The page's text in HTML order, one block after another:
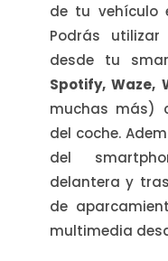
de tu vehículo
Podrás
desde tu
Spotify, Waze,
muchas más)
del coche.
del
delantera y
de
multimedia